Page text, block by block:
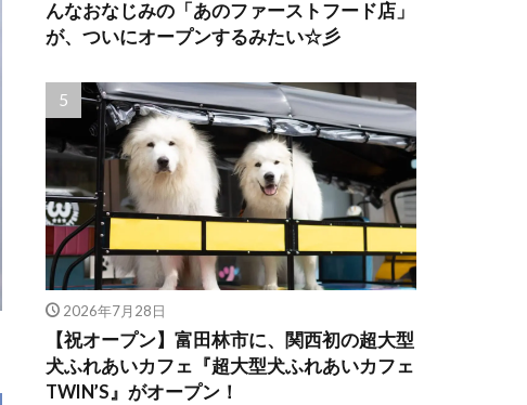
んなおなじみの「あのファーストフード店」
が、ついにオープンするみたい☆彡
2026年7月28日
【祝オープン】富田林市に、関西初の超大型
犬ふれあいカフェ『超大型犬ふれあいカフェ
TWIN’S』がオープン！